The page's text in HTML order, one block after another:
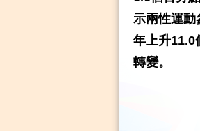
示兩性運動
年上升11.0
轉變。